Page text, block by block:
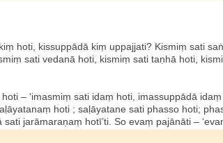
hoti, kissuppādā kiṃ uppajjati? Kismiṃ sati
sati vedanā hoti, kismiṃ sati taṇhā hoti,
– ‘imasmiṃ sati idaṃ hoti, imassuppādā
hoti ; saḷāyatane sati phasso hoti;
jarāmaraṇaṃ hotī’ti. So evaṃ pajānāti –